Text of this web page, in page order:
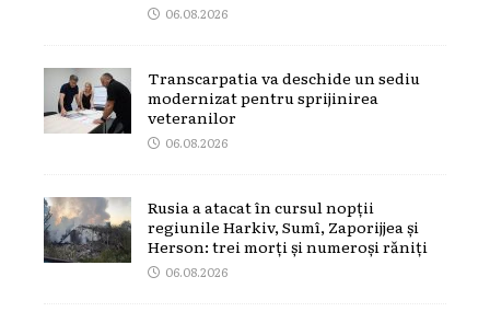
06.08.2026
Transcarpatia va deschide un sediu
modernizat pentru sprijinirea
veteranilor
06.08.2026
Rusia a atacat în cursul nopții
regiunile Harkiv, Sumî, Zaporijjea și
Herson: trei morți și numeroși răniți
06.08.2026